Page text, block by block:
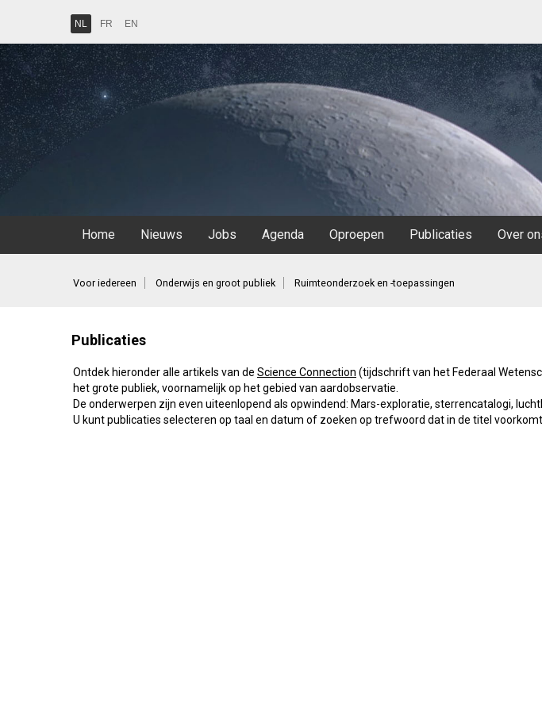
NL FR EN
Home Nieuws Jobs Agenda Oproepen Publicaties Over
Voor iedereen Onderwijs en groot publiek Ruimteonderzoek en -toepassingen
Publicaties
Ontdek hieronder alle artikels van de Science Connection (tijdschrift van het Federaal
het grote publiek, voornamelijk op het gebied van aardobservatie.
De onderwerpen zijn even uiteenlopend als opwindend: Mars-exploratie, sterrencatalogi,
U kunt publicaties selecteren op taal en datum of zoeken op trefwoord dat in de titel voorkomt.